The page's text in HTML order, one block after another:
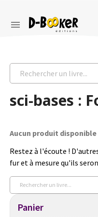

sci-bases :
Aucun produit
Restez à l'écoute !
fur et à mesure qu'ils
Panier